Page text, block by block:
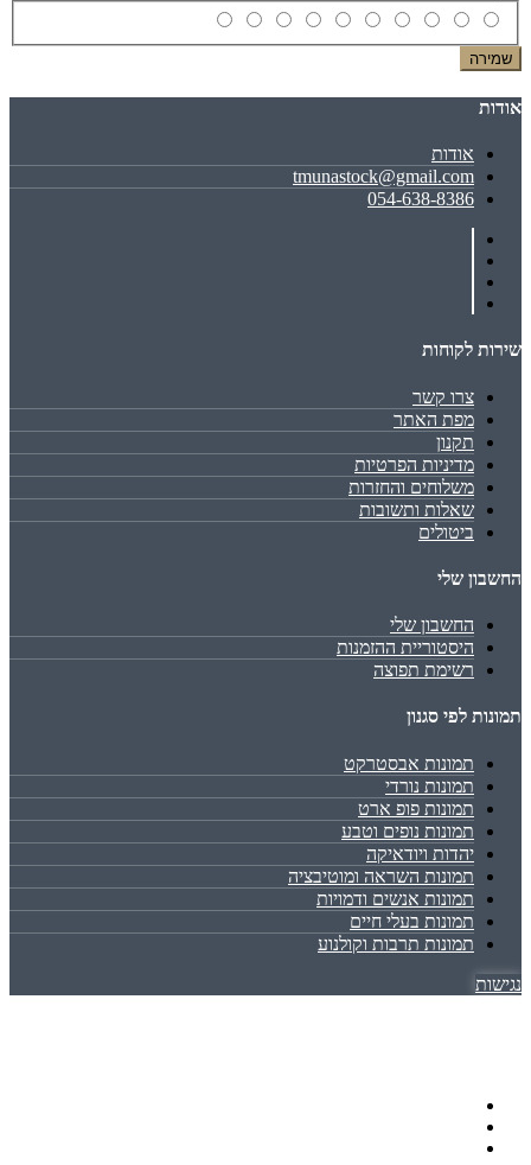
שמירה
אודות
אודות
tmunastock@gmail.com
054-638-8386
שירות לקוחות
צרו קשר
מפת האתר
תקנון
מדיניות הפרטיות
משלוחים והחזרות
שאלות ותשובות
ביטולים
החשבון שלי
החשבון שלי
היסטוריית ההזמנות
רשימת תפוצה
תמונות לפי סגנון
תמונות אבסטרקט
תמונות נורדי
תמונות פופ ארט
תמונות נופים וטבע
יהדות ויודאיקה
תמונות השראה ומוטיבציה
תמונות אנשים ודמויות
תמונות בעלי חיים
תמונות תרבות וקולנוע
נגישות